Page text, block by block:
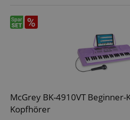
McGrey BK-4910VT Beginner-
Kopfhörer